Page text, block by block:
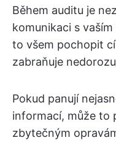
Během auditu je
komunikaci s
to všem pochopit
zabraňuje
Pokud panují
informací, může to
zbytečným